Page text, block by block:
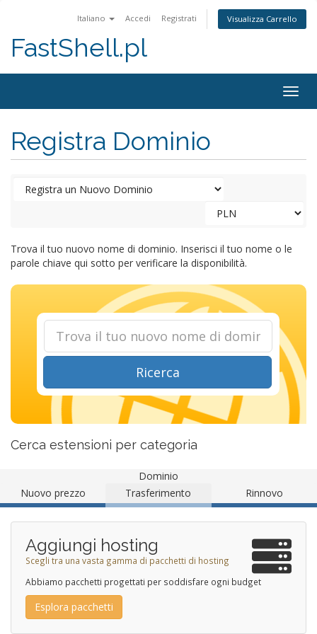
Italiano Accedi Registrati Visualizza Carrello
FastShell.pl
Registra Dominio
Trova il tuo nuovo nome di dominio. Inserisci il tuo nome o le
parole chiave qui sotto per verificare la disponibilità.
Ricerca
Cerca estensioni per categoria
Dominio
Nuovo prezzo
Trasferimento Rinnovo
Aggiungi hosting
Scegli tra una vasta gamma di pacchetti di hosting
Abbiamo pacchetti progettati per soddisfare ogni budget
Esplora pacchetti